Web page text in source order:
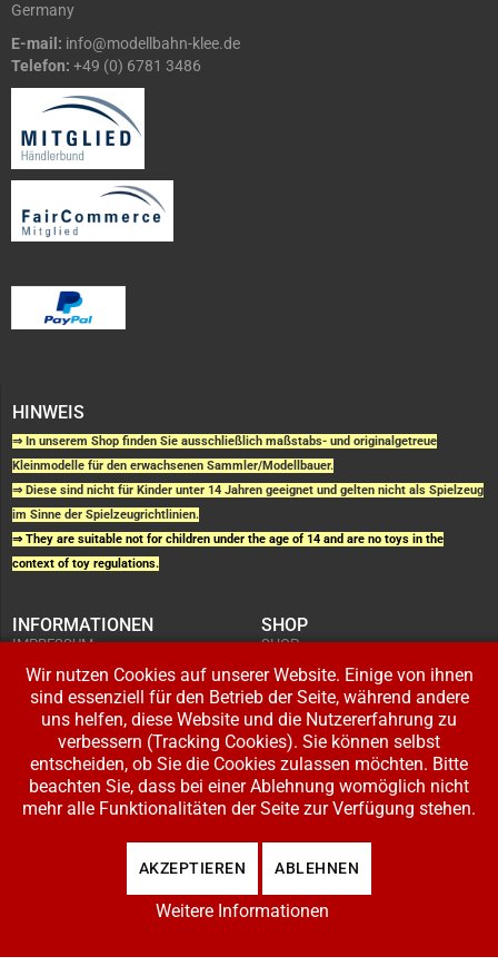
Germany
E-mail: info@modellbahn-klee.de
Telefon: +49 (0) 6781 3486
HINWEIS
⇒ In unserem Shop finden Sie ausschließlich maßstabs- und originalgetreue
Kleinmodelle für den erwachsenen Sammler/Modellbauer.
⇒ Diese sind nicht für Kinder unter 14 Jahren geeignet und gelten nicht als Spielzeug
im Sinne der Spielzeugrichtlinien.
⇒ They are suitable not for children under the age of 14 and are no toys in the
context of toy regulations.
INFORMATIONEN
IMPRESSUM
KUNDENINFORMATIONEN
WIDERRUFSRECHT
DATENSCHUTZERKLÄRUNG
ZAHLUNG UND VERSAND
SHOP
SHOP
BESTELLUNGEN
ADRESSE BEARBEITEN
IHR KONTO
LOGIN
REGISTRIEREN
Copyright © 2026 Modellbahnladen Klee GbR. Alle Rechte vorbehalten. Design:
Wir nutzen Cookies auf unserer Website. Einige von ihnen
sind essenziell für den Betrieb der Seite, während andere
uns helfen, diese Website und die Nutzererfahrung zu
verbessern (Tracking Cookies). Sie können selbst
entscheiden, ob Sie die Cookies zulassen möchten. Bitte
beachten Sie, dass bei einer Ablehnung womöglich nicht
mehr alle Funktionalitäten der Seite zur Verfügung stehen.
AKZEPTIEREN ABLEHNEN
Weitere Informationen